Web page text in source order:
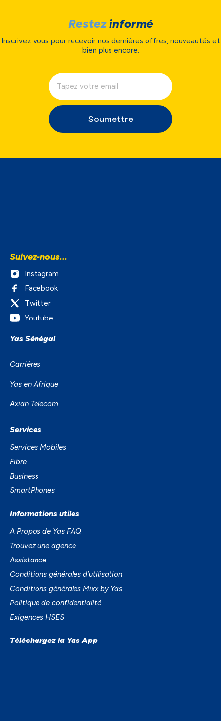
Restezinformé
Inscrivez vous pour recevoir nos dernières offres, nouveautés et
bien plus encore.
Soumettre
Suivez-nous...
Instagram
Facebook
Twitter
Youtube
Yas Sénégal
Carrières
Yas en Afrique
Axian Telecom
Services
Services Mobiles
Fibre
Business
SmartPhones
Informations utiles
A Propos de Yas FAQ
Trouvez une agence
Assistance
Conditions générales d’utilisation
Conditions générales Mixx by Yas
Politique de confidentialité
Exigences HSES
Téléchargez la Yas App